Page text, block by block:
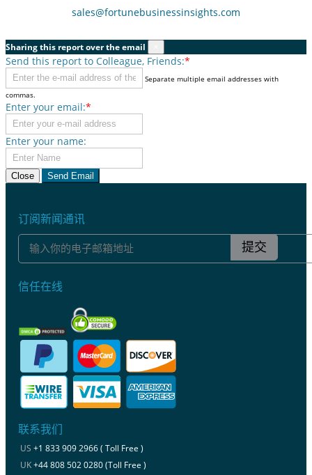
sales@fortunebusinessinsights.com
Sharing this report over the email
Send this report to Colleague, Friends:*
Separate multiple email addresses with
commas.
Enter your email:*
Enter your name:
Close Send Email
订阅新闻通讯
提交
信任在线
联系我们
US +1 833 909 2966 ( Toll Free )
UK+44 808 502 0280 (Toll Free )